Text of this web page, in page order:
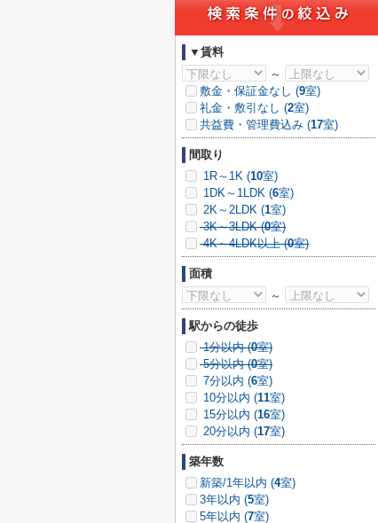
▼賃料
～
敷金・保証金なし (9室)
礼金・敷引なし (2室)
共益費・管理費込み (17室)
間取り
1R～1K (10室)
1DK～1LDK (6室)
2K～2LDK (1室)
3K～3LDK (0室)
4K～4LDK以上 (0室)
面積
～
駅からの徒歩
1分以内 (0室)
5分以内 (0室)
7分以内 (6室)
10分以内 (11室)
15分以内 (16室)
20分以内 (17室)
築年数
新築/1年以内 (4室)
3年以内 (5室)
5年以内 (7室)